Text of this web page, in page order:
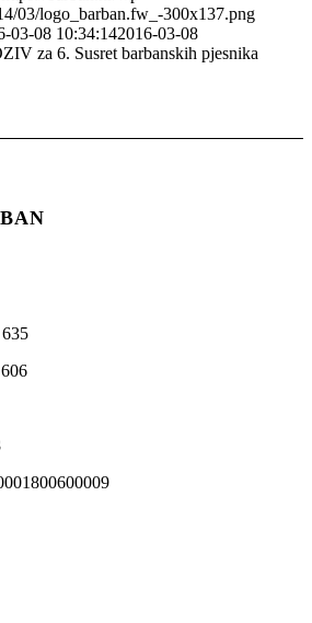
03/logo_barban.fw_-300x137.png
03-08 10:34:142016-03-08
za 6. Susret barbanskih pjesnika